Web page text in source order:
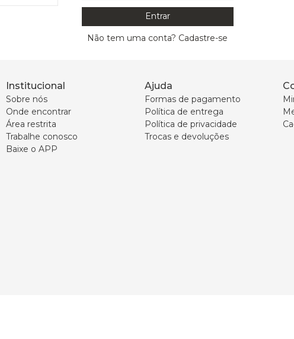
Entrar
Não tem uma conta? Cadastre-se
Institucional
Sobre nós
Onde encontrar
Área restrita
Trabalhe conosco
Baixe o APP
Ajuda
Formas de pagamento
Política de entrega
Política de privacidade
Trocas e devoluções